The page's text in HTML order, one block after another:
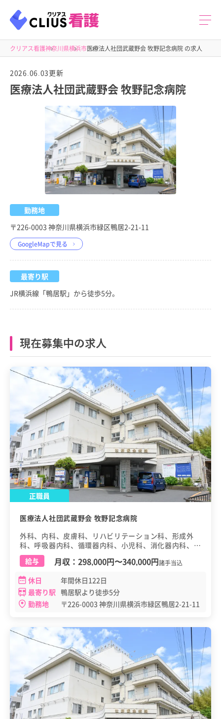
クリアス看護神奈川県横浜市医療法人社団武蔵野会 牧野記念病院 の求人
2026.06.03更新
医療法人社団武蔵野会 牧野記念病院
勤務地
〒226-0003 神奈川県横浜市緑区鴨居2-21-11
GoogleMapで見る
最寄り駅
JR横浜線「鴨居駅」から徒歩5分。
現在募集中の求人
正職員
医療法人社団武蔵野会 牧野記念病院
外科、内科、皮膚科、リハビリテーション科、形成外
科、呼吸器内科、循環器内科、小児科、消化器内科、心
臓血管外科、心療内科、整形外科、脳神経外科、麻酔
科、放射線科、呼吸器外科
給与 月収： 298,000円〜340,000円諸手当込
休日
年間休日122日
最寄り駅 鴨居駅より徒歩5分
勤務地
〒226-0003 神奈川県横浜市緑区鴨居2-21-11